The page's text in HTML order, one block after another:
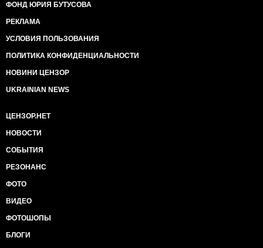
ФОНД ЮРИЯ БУТУСОВА
РЕКЛАМА
УСЛОВИЯ ПОЛЬЗОВАНИЯ
ПОЛИТИКА КОНФИДЕНЦИАЛЬНОСТИ
НОВИНИ ЦЕНЗОР
UKRAINIAN NEWS
ЦЕНЗОР.НЕТ
НОВОСТИ
СОБЫТИЯ
РЕЗОНАНС
ФОТО
ВИДЕО
ФОТОШОПЫ
БЛОГИ